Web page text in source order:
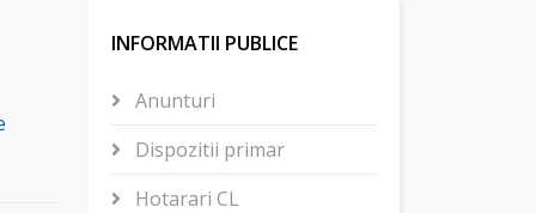
INFORMATII PUBLICE
Anunturi
Dispozitii primar
Hotarari CL